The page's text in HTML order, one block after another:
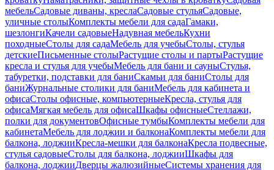
мебельСадовые диваны, креслаСадовые стульяСадовые,
уличные столыКомплекты мебели для садаГамаки,
шезлонгиКачели садовыеНадувная мебельКухни
походныеСтолы для садаМебель для учебыСтолы, стулья
детскиеПисьменные столыРастущие столы и партыРастущие
кресла и стулья для учебыМебель для бани и сауныСтулья,
табуретки, подставки для баниСкамьи для баниСтолы для
баниЖурнальные столики для баниМебель для кабинета и
офисаСтолы офисные, компьютерныеКресла, стулья для
офисаМягкая мебель для офисаШкафы офисныеСтеллажи,
полки для документовОфисные тумбыКомплекты мебели для
кабинетаМебель для лоджии и балконаКомплекты мебели для
балкона, лоджииКресла-мешки для балконаКресла подвесные,
стулья садовыеСтолы для балкона, лоджииШкафы для
балкона, лоджииДверцы жалюзийныеСистемы хранения для